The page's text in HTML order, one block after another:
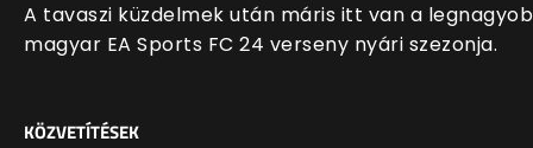
A tavaszi küzdelmek után máris itt van a
magyar EA Sports FC 24 verseny nyári szezonja.
KÖZVETÍTÉSEK